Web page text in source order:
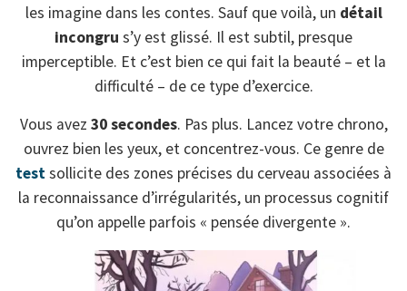
les imagine dans les contes. Sauf que voilà, un détail
incongru s’y est glissé. Il est subtil, presque
imperceptible. Et c’est bien ce qui fait la beauté – et la
difficulté – de ce type d’exercice.
Vous avez 30 secondes. Pas plus. Lancez votre chrono,
ouvrez bien les yeux, et concentrez-vous. Ce genre de
testsollicite des zones précises du cerveau associées à
la reconnaissance d’irrégularités, un processus cognitif
qu’on appelle parfois « pensée divergente ».